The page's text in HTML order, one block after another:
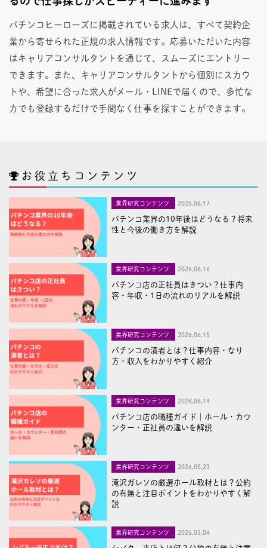
パチンコヒーローズに掲載されている求人は、すべて契約企
業から寄せられた正規の求人情報です。応募いただいた内容
はキャリアコンサルタントを通じて、スムーズにエントリー
できます。また、キャリアコンサルタントから個別にスカウ
トや、希望に合った求人がメール・LINEで届くので、多忙な
方でも登録するだけで手間なく仕事を探すことができます。
お役立ちコンテンツ
業界研究コンテンツ 2026,06,17
パチンコ業界の10年後はどうなる？将来
性と今後の働き方を解説
業界研究コンテンツ 2026,06,16
パチンコ店の正社員はきつい？仕事内
容・年収・1日の流れのリアルを解説
業界研究コンテンツ 2026,06,15
パチンコの演者とは？仕事内容・なり
方・収入をわかりやすく紹介
業界研究コンテンツ 2026,06,14
パチンコ店の職種ガイド｜ホール・カウ
ンター・正社員の違いを解説
業界研究コンテンツ 2026,05,23
滝沢ガレソの厳選ホール取材とは？公約
の有無と注目ポイントをわかりやすく解
説
業界研究コンテンツ 2026,03,04